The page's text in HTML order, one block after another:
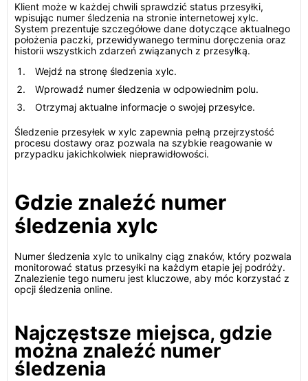
Klient może w każdej chwili sprawdzić status przesyłki,
wpisując numer śledzenia na stronie internetowej xylc.
System prezentuje szczegółowe dane dotyczące aktualnego
położenia paczki, przewidywanego terminu doręczenia oraz
historii wszystkich zdarzeń związanych z przesyłką.
Wejdź na stronę śledzenia xylc.
Wprowadź numer śledzenia w odpowiednim polu.
Otrzymaj aktualne informacje o swojej przesyłce.
Śledzenie przesyłek w xylc zapewnia pełną przejrzystość
procesu dostawy oraz pozwala na szybkie reagowanie w
przypadku jakichkolwiek nieprawidłowości.
Gdzie znaleźć numer
śledzenia xylc
Numer śledzenia xylc to unikalny ciąg znaków, który pozwala
monitorować status przesyłki na każdym etapie jej podróży.
Znalezienie tego numeru jest kluczowe, aby móc korzystać z
opcji śledzenia online.
Najczęstsze miejsca, gdzie
można znaleźć numer
śledzenia